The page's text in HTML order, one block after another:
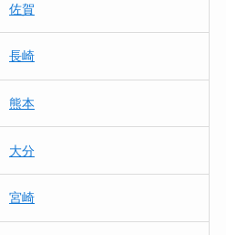
佐賀
長崎
熊本
大分
宮崎